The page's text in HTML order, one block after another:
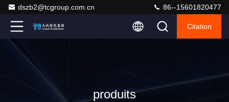
dszb2@tcgroup.com.cn 86--15601820477
Citation
produits